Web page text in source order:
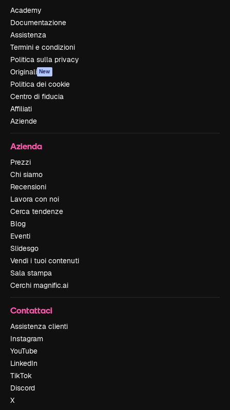
Academy
Documentazione
Assistenza
Termini e condizioni
Politica sulla privacy
Originali New
Politica dei cookie
Centro di fiducia
Affiliati
Aziende
Azienda
Prezzi
Chi siamo
Recensioni
Lavora con noi
Cerca tendenze
Blog
Eventi
Slidesgo
Vendi i tuoi contenuti
Sala stampa
Cerchi magnific.ai
Contattaci
Assistenza clienti
Instagram
YouTube
LinkedIn
TikTok
Discord
X